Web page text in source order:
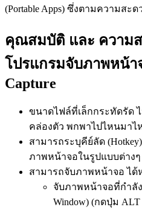
(Portable Apps) ซึ่งตามความสะ
คุณสมบัติ และ ความ
โปรแกรมจับภาพหน้า
Capture
ขนาดไฟล์ที่เล็กกระทัดรัด
คล่องตัว พกพาไปไหนมาไ
สามารถระบุคีย์ลัด
ภาพหน้าจอในรูปแบบต่างๆ
สามารถจับภาพหน้าจอ ได้
จับภาพหน้าจอที่กำลัง
Window) (กดปุ่ม ALT